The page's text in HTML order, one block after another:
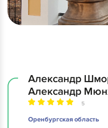
Александр
Александр
5
Оренбургская область